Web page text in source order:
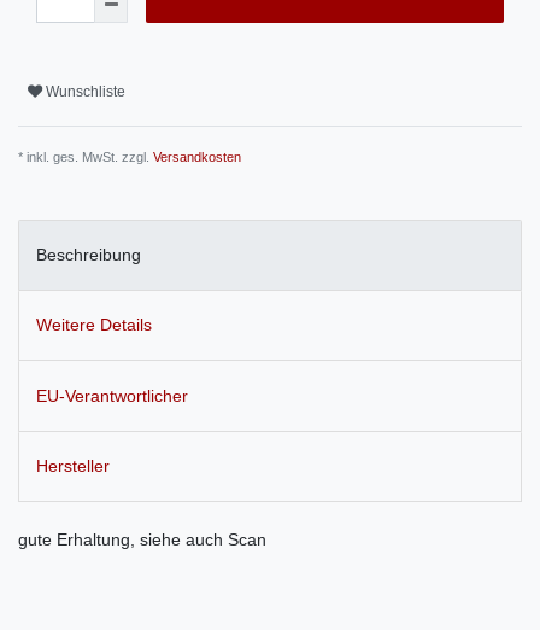
Wunschliste
* inkl. ges. MwSt. zzgl. Versandkosten
Beschreibung
Weitere Details
EU-Verantwortlicher
Hersteller
gute Erhaltung, siehe auch Scan